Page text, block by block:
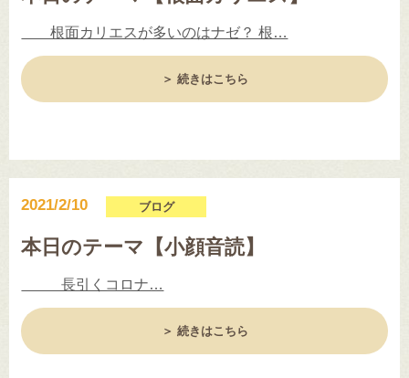
根面カリエスが多いのはナゼ？ 根…
＞ 続きはこちら
2021/2/10 ブログ
本日のテーマ【小顔音読】
長引くコロナ…
＞ 続きはこちら